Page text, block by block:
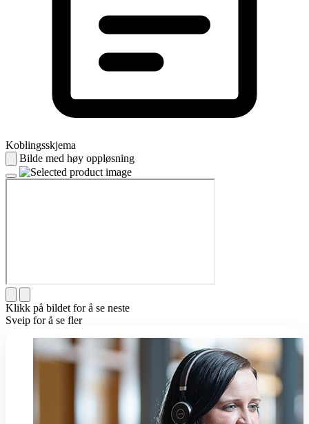
Koblingsskjema
Bilde med høy oppløsning
Klikk på bildet for å se neste
Sveip for å se fler